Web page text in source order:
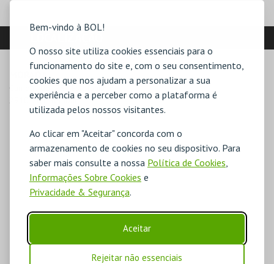
Bem-vindo à BOL!
O nosso site utiliza cookies essenciais para o
funcionamento do site e, com o seu consentimento,
cookies que nos ajudam a personalizar a sua
experiência e a perceber como a plataforma é
utilizada pelos nossos visitantes.
Ao clicar em "Aceitar" concorda com o
armazenamento de cookies no seu dispositivo. Para
saber mais consulte a nossa Política de Cookies
Informações Sobre Cookies e
Privacidade & Segurança.
Aceitar
Rejeitar não essenciais
MORADA
Campus do IPS - Estefanilha
2910-761 Setúbal